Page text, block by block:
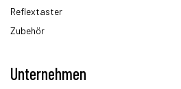
Reflextaster
Zubehör
Unternehmen